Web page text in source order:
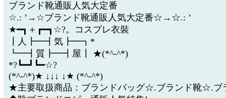
ブランド靴通販人気大定番
☆.: ’→☆ブランド靴通販人気大定番☆→☆.: ’
★━┓＋┏━┓☆?。コスプレ衣裝
┃人┣━┫気┣━┓*
┗━┫質┣━┫屋┃ ★(*^-^*)
*?┗━┛┗━☆?
(*^-^*)★ ↓↓↓ ↓★ (*^-^*)
★主要取扱商品：ブランドバッグ☆.ブランド靴☆.ブ